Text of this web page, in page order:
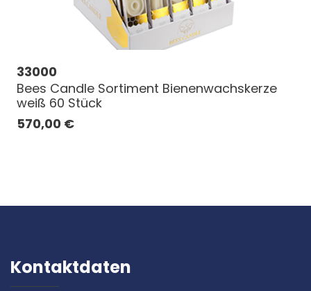
33000
Bees Candle Sortiment Bienenwachskerze
weiß 60 Stück
570,00 €
Kontaktdaten